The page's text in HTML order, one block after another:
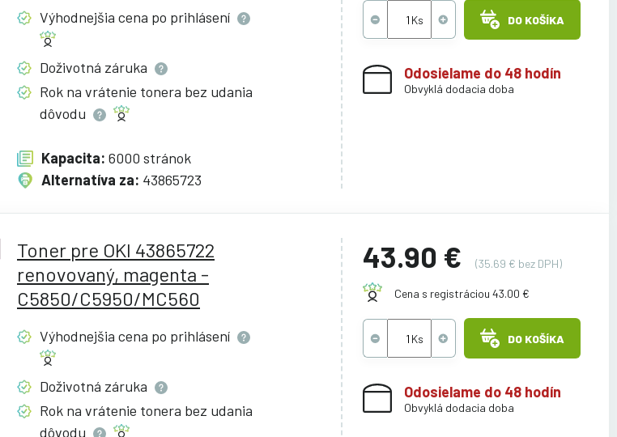
Výhodnejšia cena po prihlásení
Doživotná záruka
Rok na vrátenie tonera bez udania
dôvodu
Kapacita: 6000 stránok
Alternatíva za: 43865723
DO KOŠÍKA
Odosielame do 48 hodín
Obvyklá dodacia doba
Toner pre OKI 43865722
renovovaný, magenta -
C5850/C5950/MC560
Výhodnejšia cena po prihlásení
Doživotná záruka
Rok na vrátenie tonera bez udania
dôvodu
43.90 € (35.69 € bez DPH)
Cena s registráciou 43.00 €
DO KOŠÍKA
Odosielame do 48 hodín
Obvyklá dodacia doba